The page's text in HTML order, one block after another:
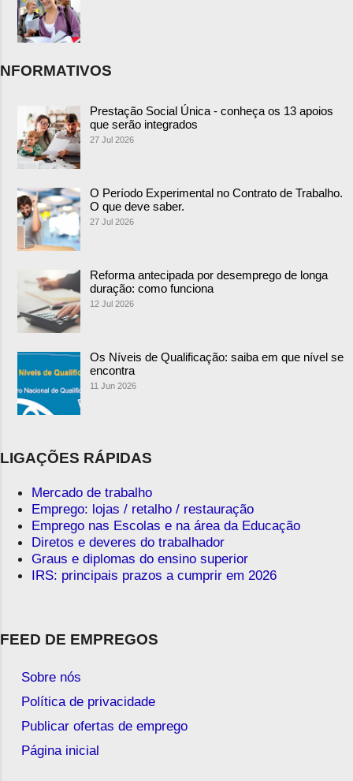
NFORMATIVOS
Prestação Social Única - conheça os 13 apoios
que serão integrados
27 Jul 2026
O Período Experimental no Contrato de Trabalho.
O que deve saber.
27 Jul 2026
Reforma antecipada por desemprego de longa
duração: como funciona
12 Jul 2026
Os Níveis de Qualificação: saiba em que nível se
encontra
11 Jun 2026
LIGAÇÕES RÁPIDAS
Mercado de trabalho
Emprego: lojas / retalho / restauração
Emprego nas Escolas e na área da Educação
Diretos e deveres do trabalhador
Graus e diplomas do ensino superior
IRS: principais prazos a cumprir em 2026
FEED DE EMPREGOS
Sobre nós
Política de privacidade
Publicar ofertas de emprego
Página inicial